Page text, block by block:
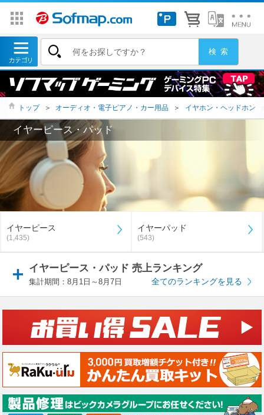
トップ ＞ オーディオ・電子ピアノ・カー用品 ＞ イヤホン・ヘッドホン
イヤーピース・パッド
イヤーピース
(1,435)
イヤーパッド
(543)
イヤーピース・パッド 売上ランキング
集計期間：8月1日～8月7日 全てのランキングを見る